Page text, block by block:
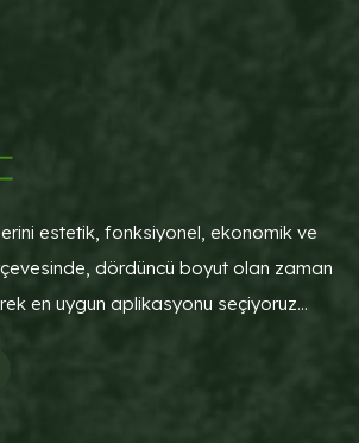
estetik, fonksiyonel, ekonomik ve
dördüncü boyut olan zaman
en uygun aplikasyonu seçiyoruz...